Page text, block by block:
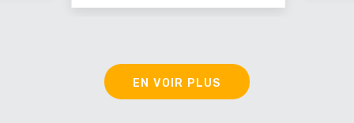
EN VOIR PLUS